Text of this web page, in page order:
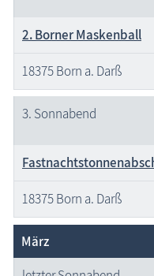
2. Borner Maskenball
18375 Born a. Darß
3. Sonnabend
18375 Born a. Darß
März